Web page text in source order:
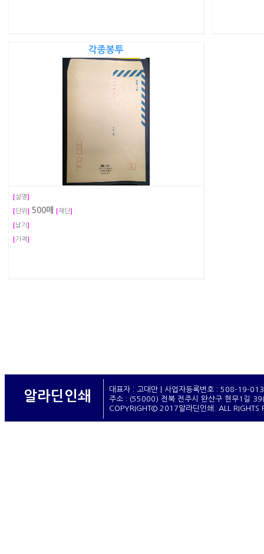
각종봉투
[설명]
[단위 ] 500매 [재단]
[납기 ]
[가격]
알라딘인쇄
대표자 : 고대만 | 사업자등록번호 : 508-19-
주소 : (55000) 전북 전주시 완산구 현무1길
COPYRIGHT© 2017알라딘인쇄. ALL RIGHTS